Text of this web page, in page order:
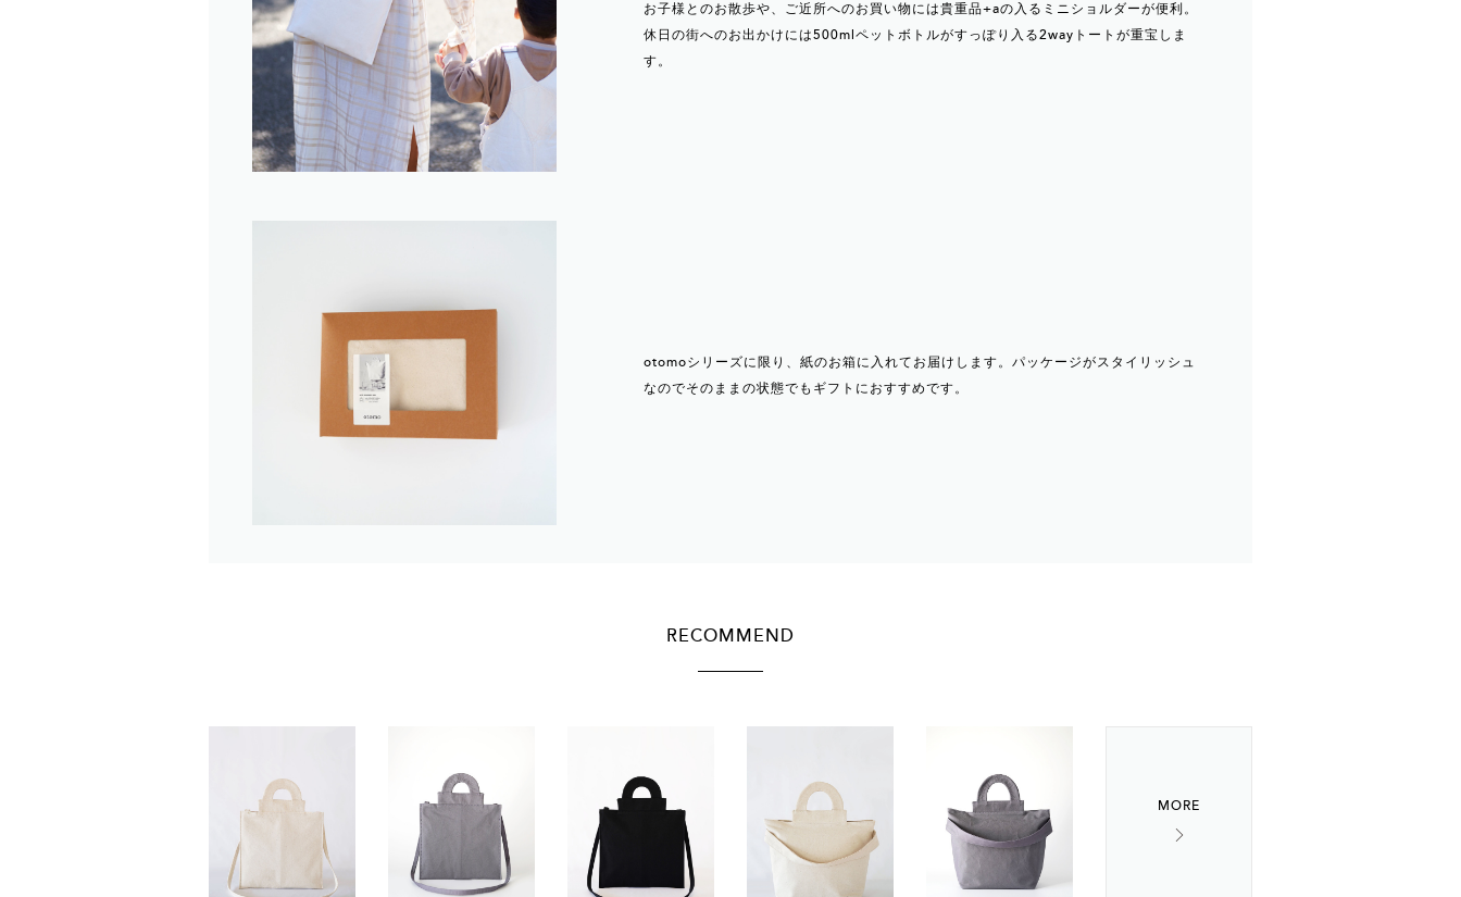
お子様とのお散歩や、ご近所へのお買い物には貴重品+aの入るミニショルダーが便利。
休日の街へのお出かけには500mlペットボトルがすっぽり入る2wayトートが重宝しま
す。
otomoシリーズに限り、紙のお箱に入れてお届けします。パッケージがスタイリッシュ
なのでそのままの状態でもギフトにおすすめです。
RECOMMEND